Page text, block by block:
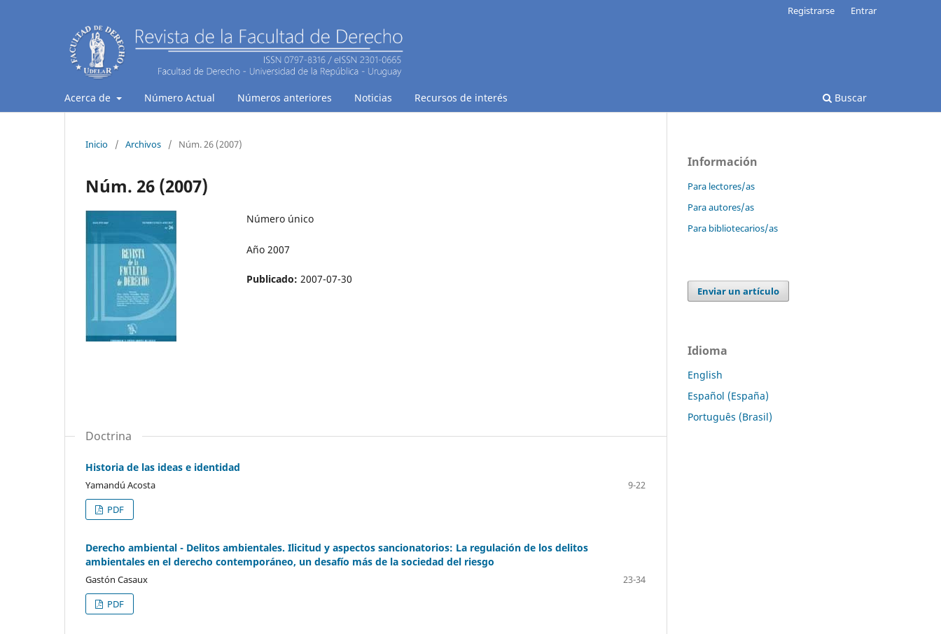
Acerca de Número Actual Números anteriores Noticias Recursos de interés Buscar
Registrarse Entrar
Inicio / Archivos / Núm. 26 (2007)
Núm. 26 (2007)
Número único
Año 2007
Publicado: 2007-07-30
Doctrina
Historia de las ideas e identidad
Yamandú Acosta
9-22
PDF
Derecho ambiental - Delitos ambientales. Ilicitud y aspectos sancionatorios: La regulación de los delitos
ambientales en el derecho contemporáneo, un desafío más de la sociedad del riesgo
Gastón Casaux
23-34
PDF
Información
Para lectores/as
Para autores/as
Para bibliotecarios/as
Enviar un artículo
Idioma
English
Español (España)
Português (Brasil)